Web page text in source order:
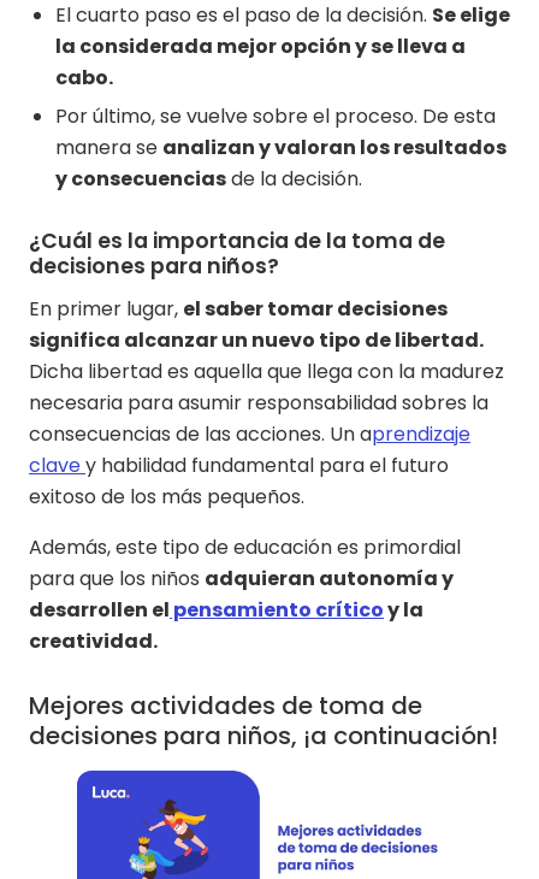
El cuarto paso es el paso de la decisión. Se elige
la considerada mejor opción y se lleva a
cabo.
Por último, se vuelve sobre el proceso. De esta
manera se analizan y valoran los resultados
y consecuenciasde la decisión.
¿Cuál es la importancia de la toma de
decisiones para niños?
En primer lugar, el saber tomar decisiones
significa alcanzar un nuevo tipo de libertad.
Dicha libertad es aquella que llega con la madurez
necesaria para asumir responsabilidad sobres la
consecuencias de las acciones. Un aprendizaje
clavey habilidad fundamental para el futuro
exitoso de los más pequeños.
Además, este tipo de educación es primordial
para que los niños adquieran autonomía y
desarrollen el pensamiento críticoy la
creatividad.
Mejores actividades de toma de
decisiones para niños, ¡a continuación!